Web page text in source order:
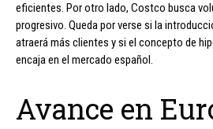
eficientes. Por otro lado, Costco busca
progresivo. Queda por verse si la
atraerá más clientes y si el concepto de
encaja en el mercado español.
Avance en